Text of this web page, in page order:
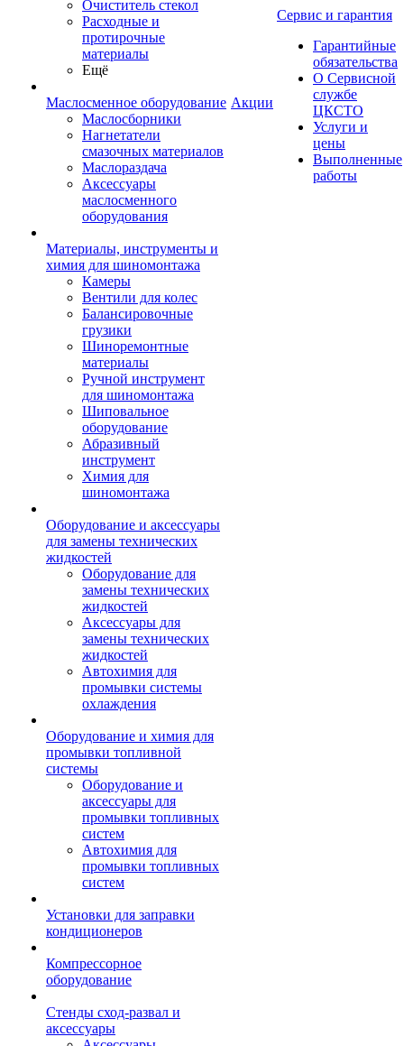
Очиститель стекол
Расходные и
протирочные
материалы
Ещё
Маслосменное оборудование
Маслосборники
Нагнетатели
смазочных материалов
Маслораздача
Аксессуары
маслосменного
оборудования
Материалы, инструменты и
химия для шиномонтажа
Камеры
Вентили для колес
Балансировочные
грузики
Шиноремонтные
материалы
Ручной инструмент
для шиномонтажа
Шиповальное
оборудование
Абразивный
инструмент
Химия для
шиномонтажа
Оборудование и аксессуары
для замены технических
жидкостей
Оборудование для
замены технических
жидкостей
Аксессуары для
замены технических
жидкостей
Автохимия для
промывки системы
охлаждения
Оборудование и химия для
промывки топливной
системы
Оборудование и
аксессуары для
промывки топливных
систем
Автохимия для
промывки топливных
систем
Установки для заправки
кондиционеров
Компрессорное
оборудование
Стенды сход-развал и
аксессуары
Акции
Сервис и гарантия
Гарантийные
обязательства
О Сервисной
службе
ЦКСТО
Услуги и
цены
Выполненные
работы